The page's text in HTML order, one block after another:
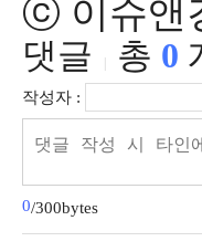
ⓒ 이슈앤
댓글 총 0
작성자 :
0/300bytes